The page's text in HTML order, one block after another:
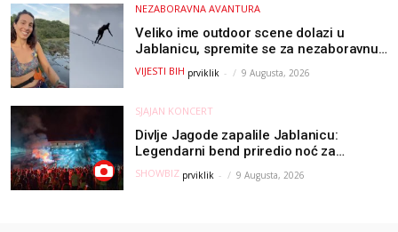
NEZABORAVNA AVANTURA
Veliko ime outdoor scene dolazi u
Jablanicu, spremite se za nezaboravnu
avanturu (VIDEO) !
VIJESTI BIH prviklik - 9 Augusta, 2026
SJAJAN KONCERT
Divlje Jagode zapalile Jablanicu:
Legendarni bend priredio noć za
pamćenje
SHOWBIZ prviklik - 9 Augusta, 2026